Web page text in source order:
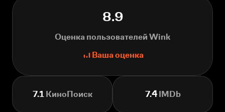
8.9
Оценка пользователей Wink
Ваша оценка
7.1КиноПоиск 7.4IMDb